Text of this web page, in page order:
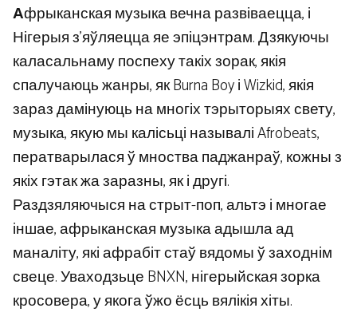
Афрыканская музыка вечна развіваецца, і
Нігерыя з’яўляецца яе эпіцэнтрам. Дзякуючы
каласальнаму поспеху такіх зорак, якія
спалучаюць жанры, як Burna Boy і Wizkid, якія
зараз дамінуюць на многіх тэрыторыях свету,
музыка, якую мы калісьці называлі Afrobeats,
ператварылася ў мноства паджанраў, кожны з
якіх гэтак жа заразны, як і другі.
Раздзяляючыся на стрыт-поп, альтэ і многае
іншае, афрыканская музыка адышла ад
маналіту, які афрабіт стаў вядомы ў заходнім
свеце. Уваходзьце BNXN, нігерыйская зорка
кросовера, у якога ўжо ёсць вялікія хіты.